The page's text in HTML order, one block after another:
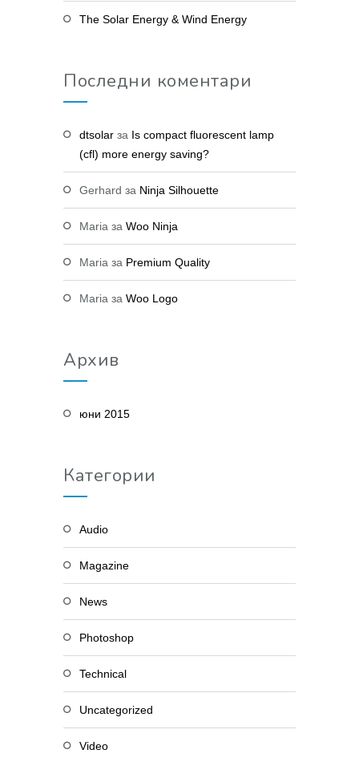
The Solar Energy & Wind Energy
Последни коментари
dtsolar за Is compact fluorescent lamp
(cfl) more energy saving?
Gerhard за Ninja Silhouette
Maria за Woo Ninja
Maria за Premium Quality
Maria за Woo Logo
Архив
юни 2015
Категории
Audio
Magazine
News
Photoshop
Technical
Uncategorized
Video